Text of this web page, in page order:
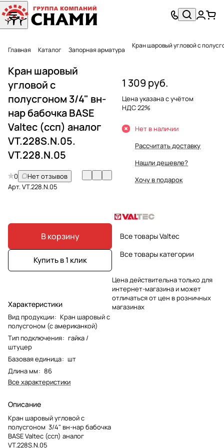
Главная Каталог Запорная арматура
Кран шаровый
угловой с
полусгоном 3/4" вн-
нар бабочка BASE
Valtec (ссп) аналог
VT.228S.N.05.
VT.228.N.05
0
Нет отзывов
Арт.VT.228.N.05
В корзину
Купить в 1 клик
Характеристики
Вид продукции: Кран шаровый с
полусгоном (с американкой)
Тип подключения: гайка /
штуцер
Базовая единица: шт
Длина мм: 86
Все характеристики
Описание
Кран шаровый угловой с
полусгоном 3/4" вн-нар бабочка
BASE Valtec (ссп) аналог
VT.228S.N.05
1 309 руб.
Цена указана с учётом
НДС 22%
Нет в наличии
Рассчитать доставку
Нашли дешевле?
Хочу в подарок
Все товары Valtec
Все товары категории
Цена действительна только для
интернет-магазина и может
отличаться от цен в розничных
магазинах